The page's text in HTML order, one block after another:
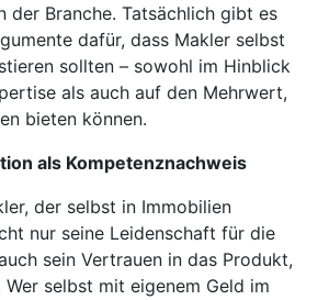
der Branche. Tatsächlich gibt es
dafür, dass Makler selbst
sollten – sowohl im Hinblick
als auch auf den Mehrwert,
bieten können.
als Kompetenznachweis
der selbst in Immobilien
nur seine Leidenschaft für die
sein Vertrauen in das Produkt,
selbst mit eigenem Geld im